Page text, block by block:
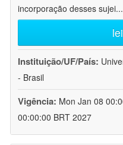
incorporação desses sujei...
Instituição/UF/País:
- Brasil
Vigência: Mon Jan 08
00:00:00 BRT 2027